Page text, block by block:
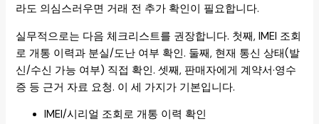
라도 의심스러우면 거래 전 추가 확인이 필요합니다.
실무적으로는 다음 체크리스트를 권장합니다. 첫째, IMEI 조회
로 개통 이력과 분실/도난 여부 확인. 둘째, 현재 통신 상태(발
신/수신 가능 여부) 직접 확인. 셋째, 판매자에게 계약서·영수
증 등 근거 자료 요청. 이 세 가지가 기본입니다.
IMEI/시리얼 조회로 개통 이력 확인